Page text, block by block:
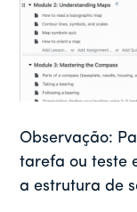
Observação:
tarefa ou teste
a estrutura de